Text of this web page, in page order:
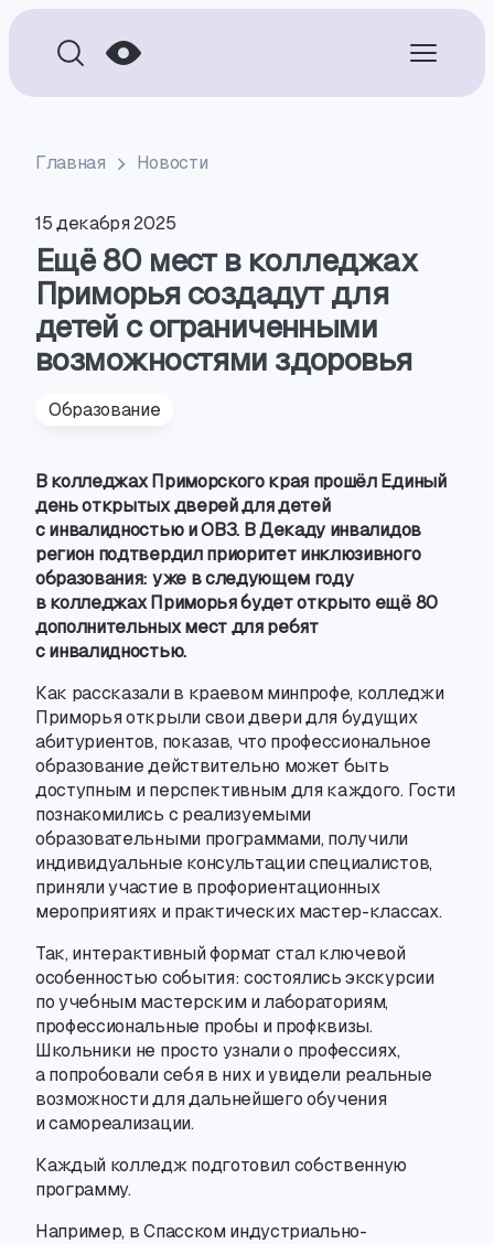
Главная Новости
15 декабря 2025
Ещё 80 мест в колледжах
Приморья создадут для
детей с ограниченными
возможностями здоровья
Образование
В колледжах Приморского края прошёл Единый
день открытых дверей для детей
с инвалидностью и ОВЗ. В Декаду инвалидов
регион подтвердил приоритет инклюзивного
образования: уже в следующем году
в колледжах Приморья будет открыто ещё 80
дополнительных мест для ребят
с инвалидностью.
Как рассказали в краевом минпрофе, колледжи
Приморья открыли свои двери для будущих
абитуриентов, показав, что профессиональное
образование действительно может быть
доступным и перспективным для каждого. Гости
познакомились с реализуемыми
образовательными программами, получили
индивидуальные консультации специалистов,
приняли участие в профориентационных
мероприятиях и практических мастер-классах.
Так, интерактивный формат стал ключевой
особенностью события: состоялись экскурсии
по учебным мастерским и лабораториям,
профессиональные пробы и профквизы.
Школьники не просто узнали о профессиях,
а попробовали себя в них и увидели реальные
возможности для дальнейшего обучения
и самореализации.
Каждый колледж подготовил собственную
программу.
Например, в Спасском индустриально-